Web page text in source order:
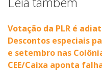
Votação da PLR é
Descontos especiais
e setembro nas
CEE/Caixa aponta